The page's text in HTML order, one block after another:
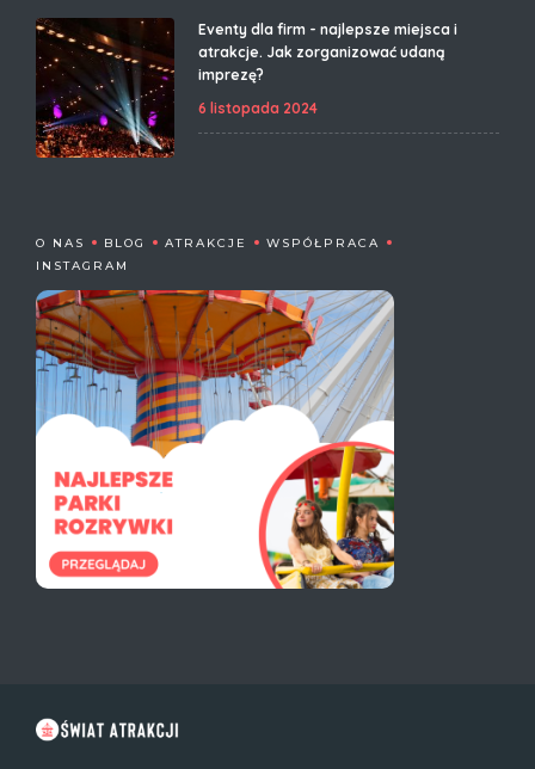
Eventy dla firm - najlepsze miejsca i
atrakcje. Jak zorganizować udaną
imprezę?
6 listopada 2024
O NAS BLOG ATRAKCJE
WSPÓŁPRACA
INSTAGRAM